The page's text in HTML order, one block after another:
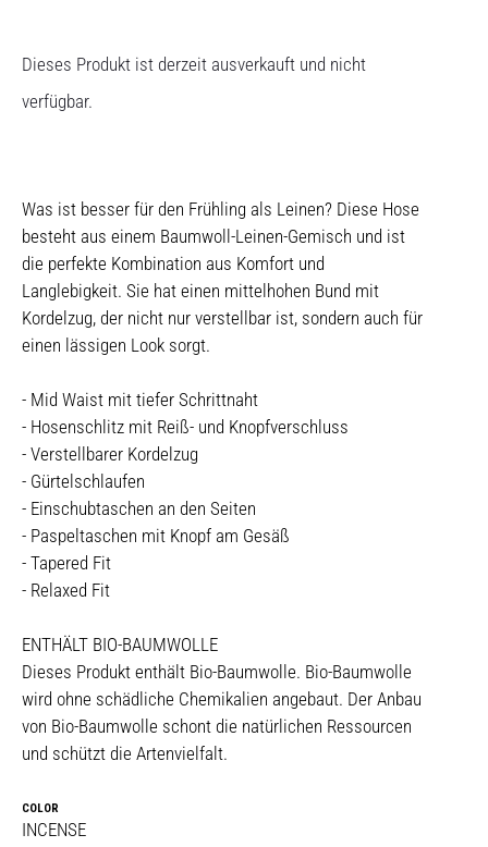
Dieses Produkt ist derzeit ausverkauft und nicht
verfügbar.
Was ist besser für den Frühling als Leinen? Diese Hose
besteht aus einem Baumwoll-Leinen-Gemisch und ist
die perfekte Kombination aus Komfort und
Langlebigkeit. Sie hat einen mittelhohen Bund mit
Kordelzug, der nicht nur verstellbar ist, sondern auch für
einen lässigen Look sorgt.
- Mid Waist mit tiefer Schrittnaht
- Hosenschlitz mit Reiß- und Knopfverschluss
- Verstellbarer Kordelzug
- Gürtelschlaufen
- Einschubtaschen an den Seiten
- Paspeltaschen mit Knopf am Gesäß
- Tapered Fit
- Relaxed Fit
ENTHÄLT BIO-BAUMWOLLE
Dieses Produkt enthält Bio-Baumwolle. Bio-Baumwolle
wird ohne schädliche Chemikalien angebaut. Der Anbau
von Bio-Baumwolle schont die natürlichen Ressourcen
und schützt die Artenvielfalt.
COLOR
INCENSE